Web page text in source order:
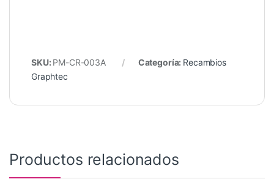
SKU: PM-CR-003A Categoría: Recambios
Graphtec
Productos relacionados